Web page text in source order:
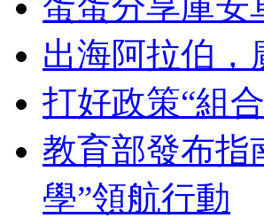
出海阿拉伯，
打好政策“組
教育部發布指
學”領航行動